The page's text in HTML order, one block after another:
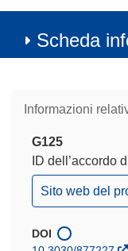
Scheda
Informazioni
G125
ID dell’accordo
(si
apre
una
nuova
Sito web del
DOI